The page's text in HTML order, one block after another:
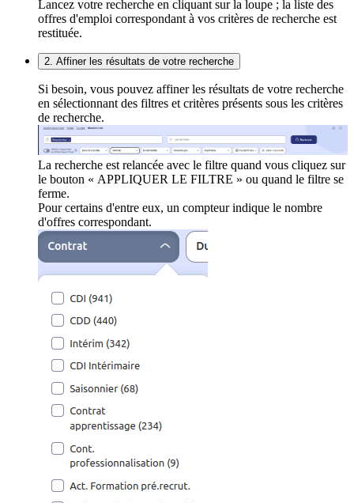
Lancez votre recherche en cliquant sur la loupe ; la liste des
offres d'emploi correspondant à vos critères de recherche est
restituée.
2. Affiner les résultats de votre recherche
Si besoin, vous pouvez affiner les résultats de votre recherche
en sélectionnant des filtres et critères présents sous les critères
de recherche.
La recherche est relancée avec le filtre quand vous cliquez sur
le bouton « APPLIQUER LE FILTRE » ou quand le filtre se
ferme.
Pour certains d'entre eux, un compteur indique le nombre
d'offres correspondant.